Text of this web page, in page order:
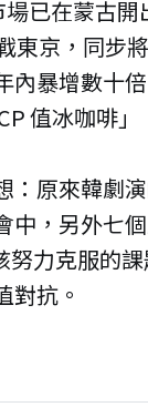
已在蒙古
東京，同步
內暴增數十
值冰咖啡
：原來韓劇
中，另外七
努力克服的
對抗。